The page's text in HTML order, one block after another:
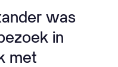
was
in
met